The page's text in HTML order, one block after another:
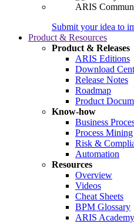
Submit your idea to
Product & Resources
Product & Releases
ARIS Editions
Download
Release Notes
Roadmap
Product
Know-how
Business
Process Mining
Risk &
Automation
Resources
Overview
Videos
Cheat Sheets
BPM Glossary
ARIS Academy